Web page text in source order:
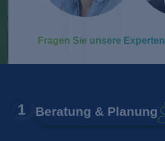
Fragen Sie unsere Experten
1 Beratung & Planung